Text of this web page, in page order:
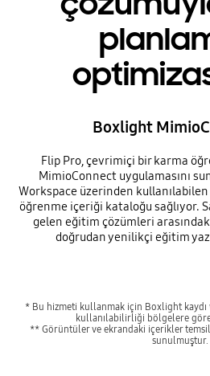
Boxlight
Flip Pro, çevrimiçi bir karma
MimioConnect uygulamasını
Workspace üzerinden
öğrenme içeriği kataloğu sağlıyor.
gelen eğitim çözümleri
doğrudan yenilikçi eğitim
* Bu hizmeti kullanmak için Boxlight
kullanılabilirliği bölgelere
** Görüntüler ve ekrandaki içerikler
sunulmuştur.